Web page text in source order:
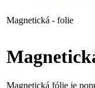
Magnetická - folie
Magnetická fólie je